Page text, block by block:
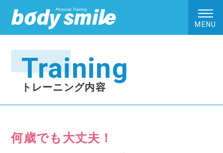
MENU
Training
トレーニング内容
何歳でも大丈夫！